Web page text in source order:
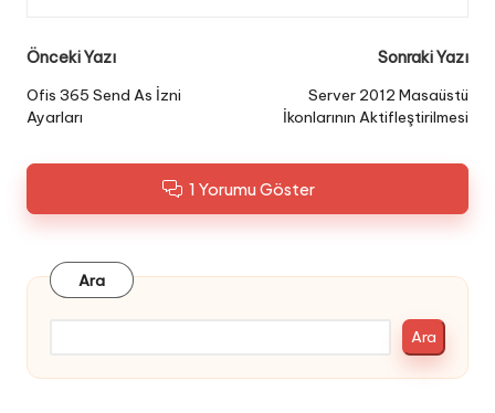
Post
navigation
Önceki Yazı
Ofis 365 Send As İzni
Ayarları
Sonraki Yazı
Server 2012 Masaüstü
İkonlarının Aktifleştirilmesi
1 Yorumu Göster
Ara
Ara